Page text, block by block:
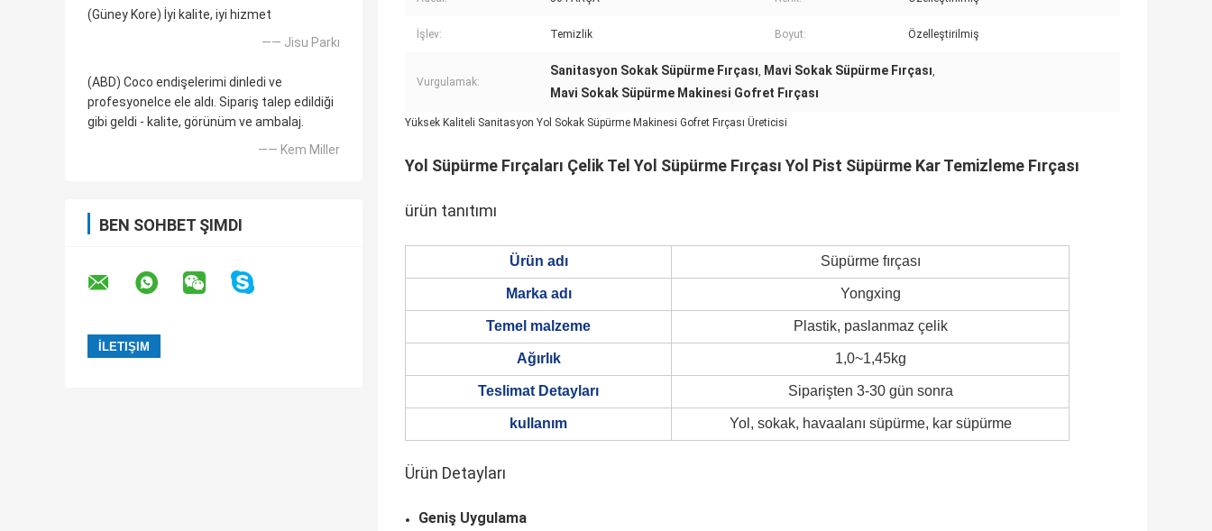
(Güney Kore) İyi kalite, iyi hizmet
—— Jisu Parkı
(ABD) Coco endişelerimi dinledi ve
profesyonelce ele aldı. Sipariş talep edildiği
gibi geldi - kalite, görünüm ve ambalaj.
—— Kem Miller
BEN SOHBET ŞIMDI
İşlev: Temizlik Boyut: Özelleştirilmiş
Vurgulamak:
Sanitasyon Sokak Süpürme Fırçası, Mavi Sokak Süpürme Fırçası,
Mavi Sokak Süpürme Makinesi Gofret Fırçası
Yüksek Kaliteli Sanitasyon Yol Sokak Süpürme Makinesi Gofret Fırçası Üreticisi
Yol Süpürme Fırçaları Çelik Tel Yol Süpürme Fırçası Yol Pist Süpürme Kar Temizleme Fırçası
ürün tanıtımı
Ürün adı Süpürme fırçası
Marka adı Yongxing
Temel malzeme Plastik, paslanmaz çelik
Ağırlık 1,0~1,45kg
Teslimat Detayları Siparişten 3-30 gün sonra
kullanım Yol, sokak, havaalanı süpürme, kar süpürme
Ürün Detayları
Geniş Uygulama